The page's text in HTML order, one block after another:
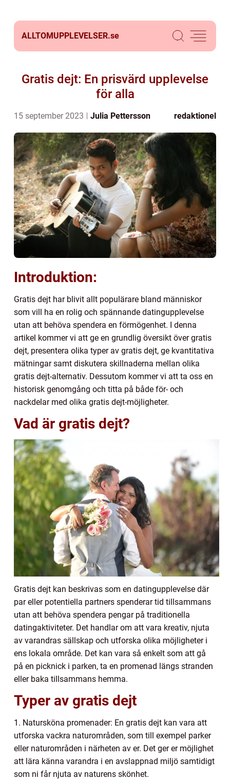
ALLTOMUPPLEVELSER.se
Gratis dejt: En prisvärd upplevelse
för alla
15 september 2023 Julia Pettersson redaktionel
Introduktion:
Gratis dejt har blivit allt populärare bland människor
som vill ha en rolig och spännande datingupplevelse
utan att behöva spendera en förmögenhet. I denna
artikel kommer vi att ge en grundlig översikt över gratis
dejt, presentera olika typer av gratis dejt, ge kvantitativa
mätningar samt diskutera skillnaderna mellan olika
gratis dejt-alternativ. Dessutom kommer vi att ta oss en
historisk genomgång och titta på både för- och
nackdelar med olika gratis dejt-möjligheter.
Vad är gratis dejt?
Gratis dejt kan beskrivas som en datingupplevelse där
par eller potentiella partners spenderar tid tillsammans
utan att behöva spendera pengar på traditionella
datingaktiviteter. Det handlar om att vara kreativ, njuta
av varandras sällskap och utforska olika möjligheter i
ens lokala område. Det kan vara så enkelt som att gå
på en picknick i parken, ta en promenad längs stranden
eller baka tillsammans hemma.
Typer av gratis dejt
1. Natursköna promenader: En gratis dejt kan vara att
utforska vackra naturområden, som till exempel parker
eller naturområden i närheten av er. Det ger er möjlighet
att lära känna varandra i en avslappnad miljö samtidigt
som ni får njuta av naturens skönhet.